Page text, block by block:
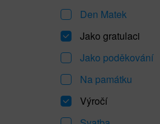
Den Matek
Jako gratulaci
Jako poděkování
Na památku
Výročí